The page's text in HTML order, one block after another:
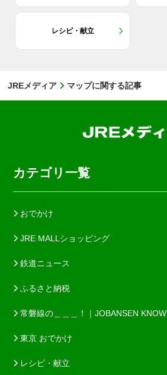
レシピ・献立
JREメディア マップに関する記事
カテゴリ一覧
おでかけ
JRE MALLショッピング
鉄道ニュース
ふるさと納税
常磐線の＿＿＿！｜JOBANSEN KNOW
東京 おでかけ
レシピ・献立